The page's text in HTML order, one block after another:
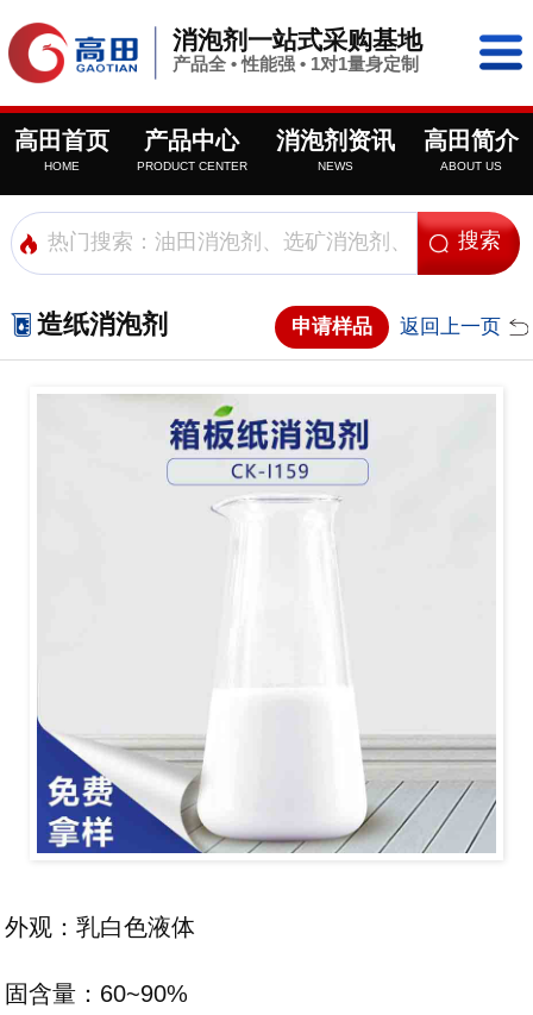
消泡剂一站式采购基地
产品全 • 性能强 • 1对1量身定制
高田首页
HOME
产品中心
PRODUCT CENTER
消泡剂资讯
NEWS
高田简介
ABOUT US
造纸消泡剂 申请样品 返回上一页
外观：乳白色液体
固含量：60~90%